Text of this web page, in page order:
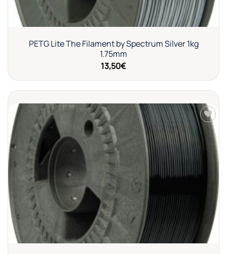
PETG Lite The Filament by Spectrum Silver 1kg
1.75mm
13,50€
Añadir
a la
lista de
deseos